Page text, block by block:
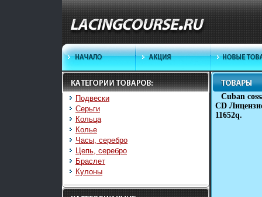
Подвески
Серьги
Кольца
Колье
Часы, серебро
Цепь, серебро
Браслет
Кулоны
Cuban
CD
11652q.